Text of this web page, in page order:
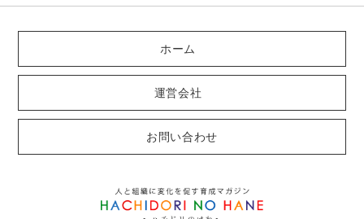
ホーム
運営会社
お問い合わせ